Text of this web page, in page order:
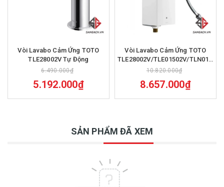
Vòi Lavabo Cảm Ứng TOTO
TLE28002V Tự Động
6.490.000₫
5.192.000₫
Vòi Lavabo Cảm Ứng TOTO
TLE28002V/TLE01502V/TLN01102A
220V 2L
10.820.000₫
8.657.000₫
SẢN PHẨM ĐÃ XEM